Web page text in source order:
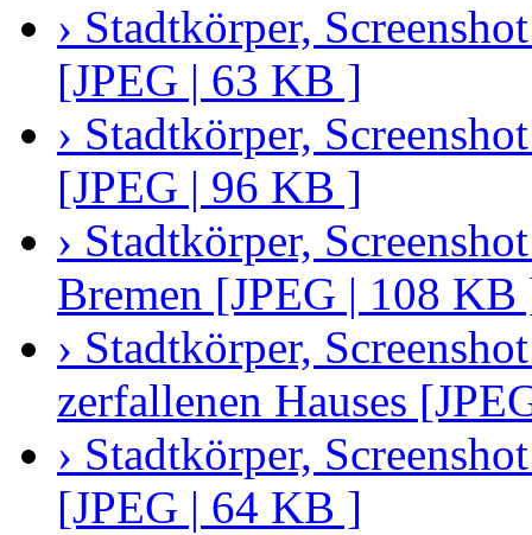
› Stadtkörper,
[JPEG | 63 KB ]
› Stadtkörper,
[JPEG | 96 KB ]
› Stadtkörper,
Bremen [JPEG | 108 KB
› Stadtkörper,
zerfallenen Hauses
› Stadtkörper,
[JPEG | 64 KB ]